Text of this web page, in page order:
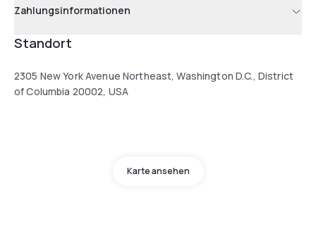
Zahlungsinformationen
Standort
2305 New York Avenue Northeast, Washington D.C., District
of Columbia 20002, USA
Karte ansehen